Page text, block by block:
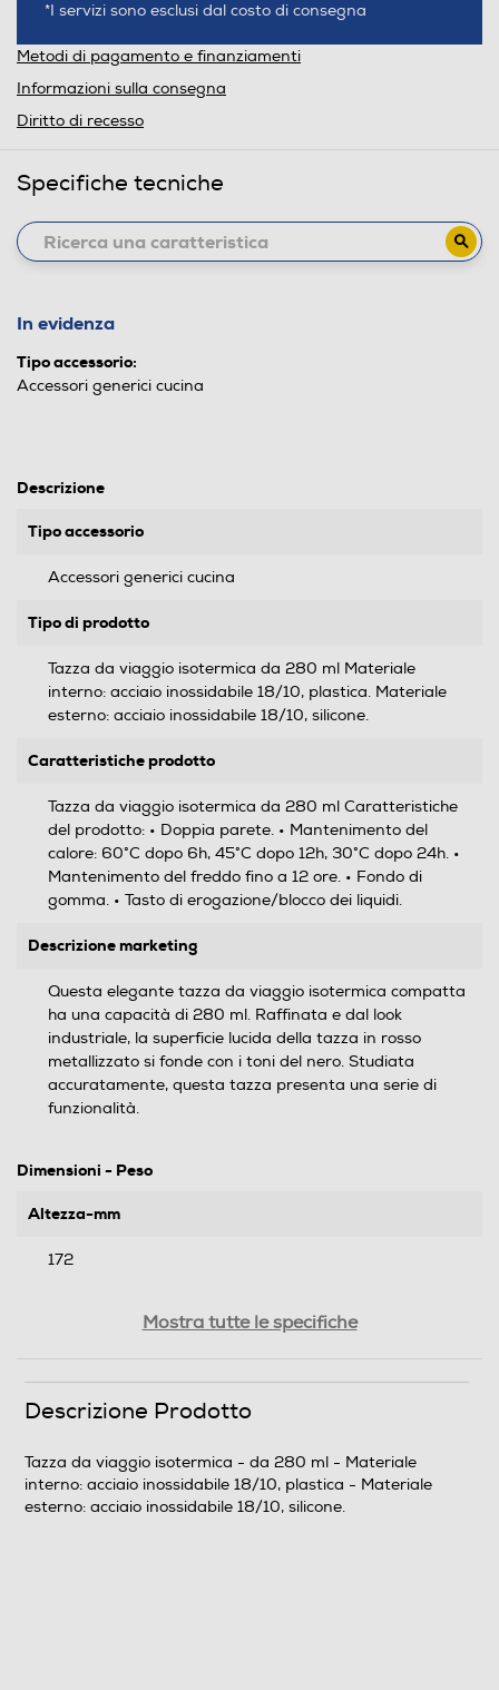
*I servizi sono esclusi dal costo di consegna
Metodi di pagamento e finanziamenti
Informazioni sulla consegna
Diritto di recesso
Specifiche tecniche
In evidenza
Tipo accessorio:
Accessori generici cucina
Descrizione
Tipo accessorio
Accessori generici cucina
Tipo di prodotto
Tazza da viaggio isotermica da 280 ml Materiale
interno: acciaio inossidabile 18/10, plastica. Materiale
esterno: acciaio inossidabile 18/10, silicone.
Caratteristiche prodotto
Tazza da viaggio isotermica da 280 ml Caratteristiche
del prodotto: • Doppia parete. • Mantenimento del
calore: 60°C dopo 6h, 45°C dopo 12h, 30°C dopo 24h. •
Mantenimento del freddo fino a 12 ore. • Fondo di
gomma. • Tasto di erogazione/blocco dei liquidi.
Descrizione marketing
Questa elegante tazza da viaggio isotermica compatta
ha una capacità di 280 ml. Raffinata e dal look
industriale, la superficie lucida della tazza in rosso
metallizzato si fonde con i toni del nero. Studiata
accuratamente, questa tazza presenta una serie di
funzionalità.
Dimensioni - Peso
Altezza-mm
172
Peso-Kg
Mostra tutte le specifiche
Descrizione Prodotto
Tazza da viaggio isotermica - da 280 ml - Materiale
interno: acciaio inossidabile 18/10, plastica - Materiale
esterno: acciaio inossidabile 18/10, silicone.